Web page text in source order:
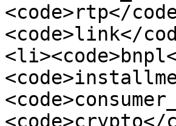
<code>rtp</
<code>link</